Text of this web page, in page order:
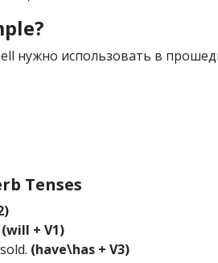
нужно использовать в
Tenses
(will + V1)
(have\has + V3)